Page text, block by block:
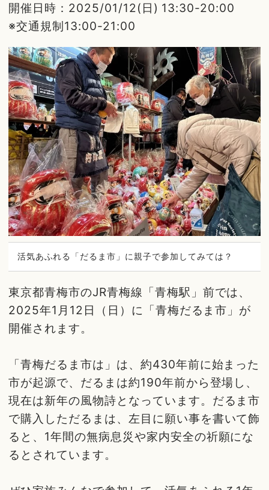
開催日時：2025/01/12(日) 13:30-20:00
※交通規制13:00-21:00
活気あふれる「だるま市」に親子で参加してみては？
東京都青梅市のJR青梅線「青梅駅」前では、
2025年1月12日（日）に「青梅だるま市」が
開催されます。
「青梅だるま市は」は、約430年前に始まった
市が起源で、だるまは約190年前から登場し、
現在は新年の風物詩となっています。だるま市
で購入しただるまは、左目に願い事を書いて飾
ると、1年間の無病息災や家内安全の祈願にな
るとされています。